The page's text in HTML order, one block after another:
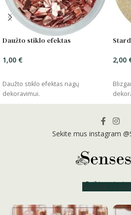
Daužto stiklo efektas
1,00 €
Daužto stiklo efektas nagų
dekoravimui.
2,00
Sekite mus instagram
Reikia
Susisiek su